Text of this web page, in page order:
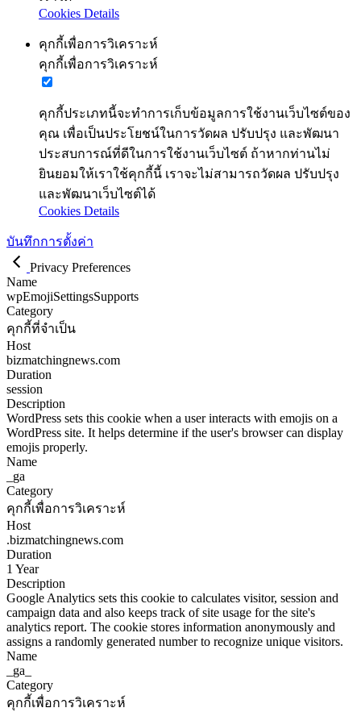
Cookies Details
คุกกี้เพื่อการวิเคราะห์
คุกกี้เพื่อการวิเคราะห์
คุกกี้ประเภทนี้จะทำการเก็บข้อมูลการใช้งานเว็บไซต์ของ
คุณ เพื่อเป็นประโยชน์ในการวัดผล ปรับปรุง และพัฒนา
ประสบการณ์ที่ดีในการใช้งานเว็บไซต์ ถ้าหากท่านไม่
ยินยอมให้เราใช้คุกกี้นี้ เราจะไม่สามารถวัดผล ปรับปรุง
และพัฒนาเว็บไซต์ได้
Cookies Details
บันทึกการตั้งค่า
Privacy Preferences
Name
wpEmojiSettingsSupports
Category
คุกกี้ที่จำเป็น
Host
bizmatchingnews.com
Duration
session
Description
WordPress sets this cookie when a user interacts with emojis on a
WordPress site. It helps determine if the user's browser can display
emojis properly.
Name
_ga
Category
คุกกี้เพื่อการวิเคราะห์
Host
.bizmatchingnews.com
Duration
1 Year
Description
Google Analytics sets this cookie to calculates visitor, session and
campaign data and also keeps track of site usage for the site's
analytics report. The cookie stores information anonymously and
assigns a randomly generated number to recognize unique visitors.
Name
_ga_
Category
คุกกี้เพื่อการวิเคราะห์